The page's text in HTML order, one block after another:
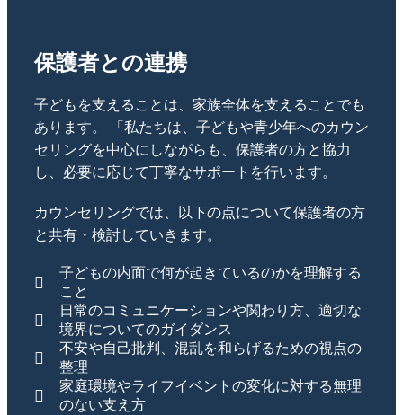
保護者との連携
子どもを支えることは、家族全体を支えることでも
あります。 「私たちは、子どもや青少年へのカウン
セリングを中心にしながらも、保護者の方と協力
し、必要に応じて丁寧なサポートを行います。
カウンセリングでは、以下の点について保護者の方
と共有・検討していきます。
子どもの内面で何が起きているのかを理解する
こと
日常のコミュニケーションや関わり方、適切な
境界についてのガイダンス
不安や自己批判、混乱を和らげるための視点の
整理
家庭環境やライフイベントの変化に対する無理
のない支え方